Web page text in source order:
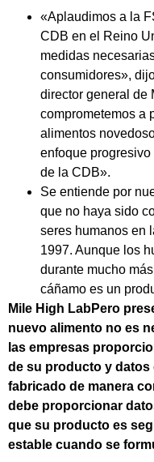
«Aplaudimos a la
CDB en el Reino
medidas
consumidores»,
director general de
comprometemos a
alimentos
enfoque
de la CDB».
Se entiende por
que no haya sido
seres humanos en
1997. Aunque los
durante mucho
cáñamo es un
Mile High LabPero
nuevo alimento no es
las empresas
de su producto y datos
fabricado de manera
debe proporcionar
que su producto es
estable cuando se